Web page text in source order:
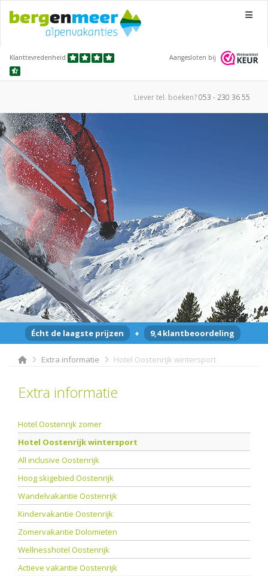
Menu
Klanttevredenheid Aangesloten bij
Liever tel. boeken?053 - 230 36 55
Écht de laagste prijzen + 9,4 klantbeoordeling
Extra informatie Hotel Oostenrijk wintersport
Extra informatie
Hotel Oostenrijk zomer
Hotel Oostenrijk wintersport
All inclusive Oostenrijk
Hoog skigebied Oostenrijk
Wandelvakantie Oostenrijk
Kindervakantie Oostenrijk
Zomervakantie Dolomieten
Wellnesshotel Oostenrijk
Actieve vakantie Oostenrijk